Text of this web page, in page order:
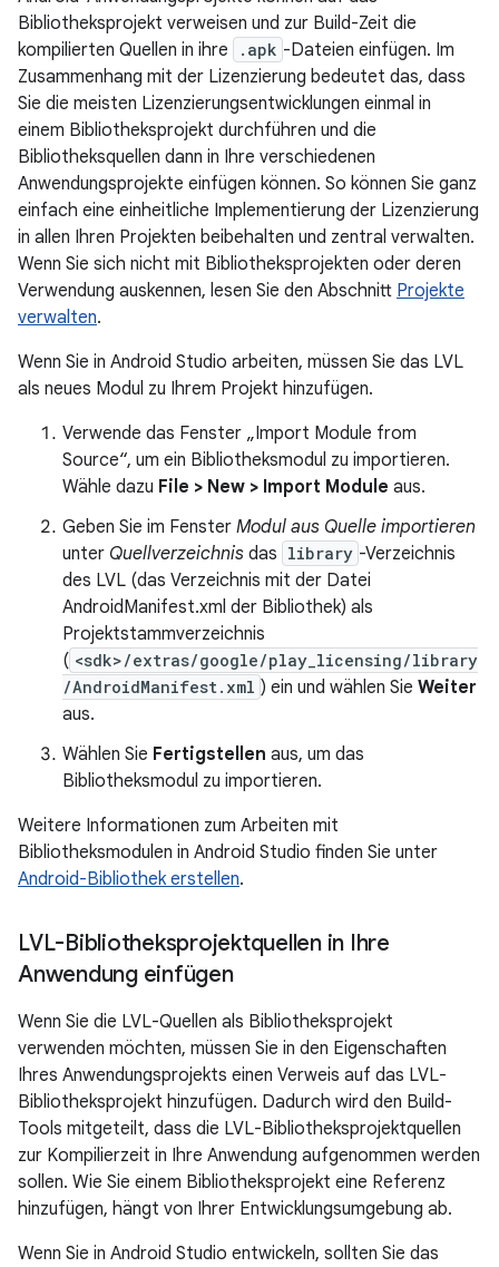
Bibliotheksprojekt verweisen und zur Build-Zeit die
kompilierten Quellen in ihre
.apk -Dateien einfügen. Im
Zusammenhang mit der Lizenzierung bedeutet das, dass
Sie die meisten Lizenzierungsentwicklungen einmal in
einem Bibliotheksprojekt durchführen und die
Bibliotheksquellen dann in Ihre verschiedenen
Anwendungsprojekte einfügen können. So können Sie ganz
einfach eine einheitliche Implementierung der Lizenzierung
in allen Ihren Projekten beibehalten und zentral verwalten.
Wenn Sie sich nicht mit Bibliotheksprojekten oder deren
Verwendung auskennen, lesen Sie den Abschnitt Projekte
verwalten.
Wenn Sie in Android Studio arbeiten, müssen Sie das LVL
als neues Modul zu Ihrem Projekt hinzufügen.
Verwende das Fenster „Import Module from
Source“, um ein Bibliotheksmodul zu importieren.
Wähle dazu File > New > Import Module aus.
Geben Sie im Fenster Modul aus Quelle importieren
unter Quellverzeichnis das library -Verzeichnis
des LVL (das Verzeichnis mit der Datei
AndroidManifest.xml der Bibliothek) als
Projektstammverzeichnis
( <sdk>/extras/google/play_licensing/library
/AndroidManifest.xml ) ein und wählen Sie Weiter
aus.
Wählen Sie Fertigstellen aus, um das
Bibliotheksmodul zu importieren.
Weitere Informationen zum Arbeiten mit
Bibliotheksmodulen in Android Studio finden Sie unter
Android-Bibliothek erstellen.
LVL-Bibliotheksprojektquellen in Ihre
Anwendung einfügen
Wenn Sie die LVL-Quellen als Bibliotheksprojekt
verwenden möchten, müssen Sie in den Eigenschaften
Ihres Anwendungsprojekts einen Verweis auf das LVL-
Bibliotheksprojekt hinzufügen. Dadurch wird den Build-
Tools mitgeteilt, dass die LVL-Bibliotheksprojektquellen
zur Kompilierzeit in Ihre Anwendung aufgenommen werden
sollen. Wie Sie einem Bibliotheksprojekt eine Referenz
hinzufügen, hängt von Ihrer Entwicklungsumgebung ab.
Wenn Sie in Android Studio entwickeln, sollten Sie das